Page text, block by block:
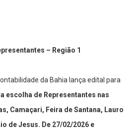
– Região 1
da Bahia lança edital para
escolha de Representantes nas
Camaçari, Feira de Santana, Lauro
de Jesus. De 27/02/2026 e